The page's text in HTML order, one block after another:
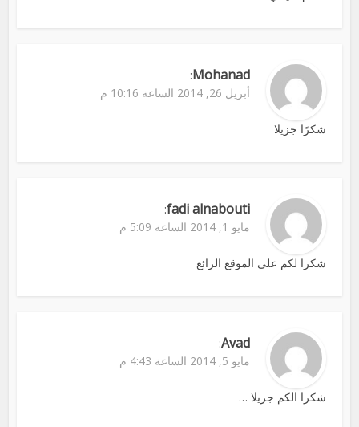
Mohanad
:
أبريل 26, 2014 الساعة 10:16 م
شكرًا جزيلا
fadi alnabouti
:
مايو 1, 2014 الساعة 5:09 م
شكرا لكم على الموقع الرائع
Avad
:
مايو 5, 2014 الساعة 4:43 م
شكرا الكم جزيلا …